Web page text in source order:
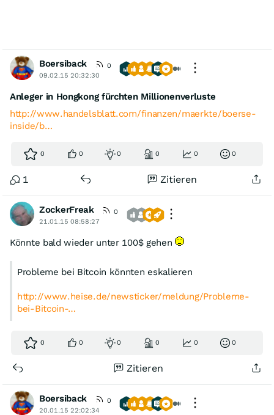
Boersiback
0
09.02.15 20:32:30
Anleger in Hongkong fürchten Millionenverluste
http://www.handelsblatt.com/finanzen/maerkte/boerse-
inside/b…
0 0 0 0 0 0
1 Zitieren
ZockerFreak
0
21.01.15 08:58:27
Könnte bald wieder unter 100$ gehen
Probleme bei Bitcoin könnten eskalieren
http://www.heise.de/newsticker/meldung/Probleme-
bei-Bitcoin-…
0 0 0 0 0 0
Zitieren
Boersiback
0
20.01.15 22:02:34